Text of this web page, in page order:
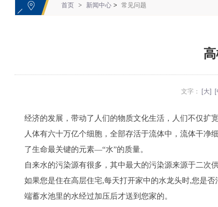
首页 > 新闻中心 > 常见问题
文字： [大]
经济的发展，带动了人们的物质文化生活，人们不仅扩
人体有六十万亿个细胞，全部存活于流体中，流体干
了生命最关键的元素—“水”的质量。
自来水的污染源有很多，其中最大的污染源来源于二次
如果您是住在高层住宅,每天打开家中的水龙头时,您是
端蓄水池里的水经过加压后才送到您家的。